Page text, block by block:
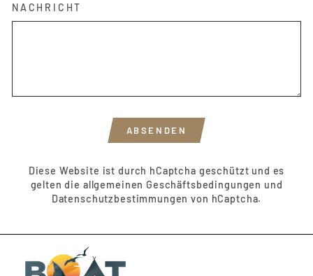
NACHRICHT
ABSENDEN
Diese Website ist durch hCaptcha geschützt und es
gelten die allgemeinen Geschäftsbedingungen und
Datenschutzbestimmungen von hCaptcha.
Melden Sie sich bei Ihrem Konto an, um
Produkte zu Ihrer Wunschliste hinzuzufügen